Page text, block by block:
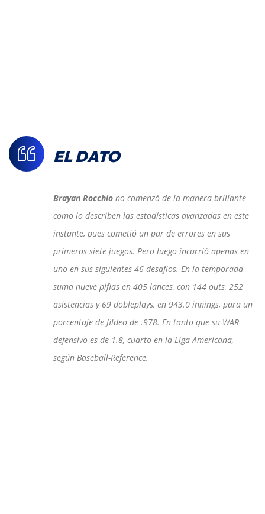
EL DATO
Brayan Rocchio no comenzó de la manera brillante
como lo describen las estadísticas avanzadas en este
instante, pues cometió un par de errores en sus
primeros siete juegos. Pero luego incurrió apenas en
uno en sus siguientes 46 desafíos. En la temporada
suma nueve pifias en 405 lances, con 144 outs, 252
asistencias y 69 dobleplays, en 943.0 innings, para un
porcentaje de fildeo de .978. En tanto que su WAR
defensivo es de 1.8, cuarto en la Liga Americana,
según Baseball-Reference.